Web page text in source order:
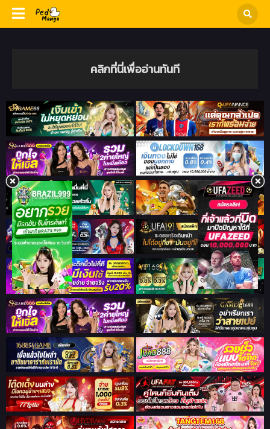
คลิกที่นี่เพื่ออ่านทันที